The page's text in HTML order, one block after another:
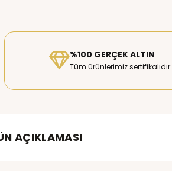
%100 GERÇEK ALTIN
Tüm ürünlerimiz sertifikalıdır.
AÇIKLAMASI